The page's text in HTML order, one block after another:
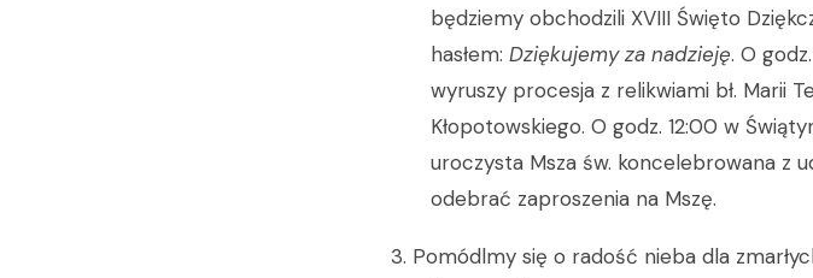
będziemy obchodzili XVIII Święto
hasłem: Dziękujemy za nadzieję. O
wyruszy procesja z relikwiami bł. Marii
Kłopotowskiego. O godz. 12:00 w
uroczysta Msza św. koncelebrowana z
odebrać zaproszenia na Mszę.
Pomódlmy się o radość nieba dla